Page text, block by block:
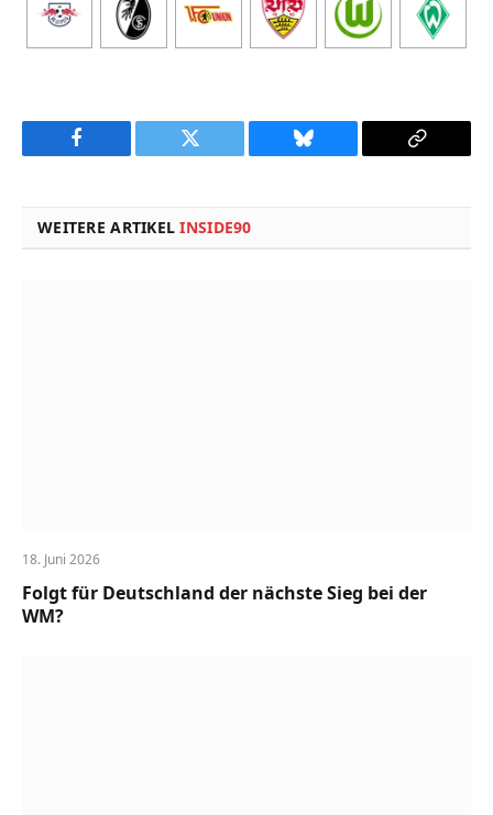
Facebook Twitter Bluesky
Copy
WEITERE ARTIKELINSIDE90
18. Juni 2026
Folgt für Deutschland der nächste Sieg bei der
WM?